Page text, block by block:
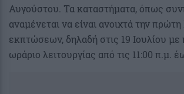
Αυγούστου. Τα καταστήματα, όπως
αναμένεται να είναι ανοιχτά την
εκπτώσεων, δηλαδή στις 19 Ιουλίου με
ωράριο λειτουργίας από τις 11:00 π.μ.